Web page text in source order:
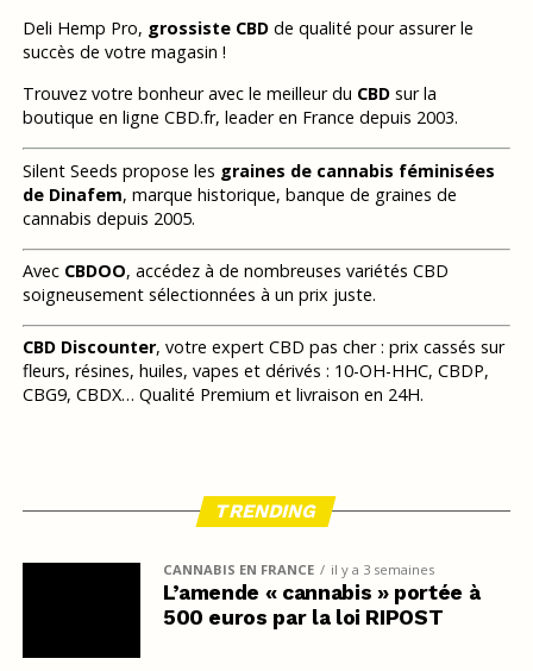
Deli Hemp Pro, grossiste CBDde qualité pour assurer le
succès de votre magasin !
Trouvez votre bonheur avec le meilleur du CBDsur la
boutique en ligne CBD.fr, leader en France depuis 2003.
Silent Seeds propose les graines de cannabis féminisées
de Dinafem, marque historique, banque de graines de
cannabis depuis 2005.
Avec CBDOO, accédez à de nombreuses variétés CBD
soigneusement sélectionnées à un prix juste.
CBD Discounter, votre expert CBD pas cher : prix cassés sur
fleurs, résines, huiles, vapes et dérivés : 10-OH-HHC, CBDP,
CBG9, CBDX… Qualité Premium et livraison en 24H.
TRENDING
CANNABIS EN FRANCE il y a 3 semaines
L’amende « cannabis » portée à
500 euros par la loi RIPOST